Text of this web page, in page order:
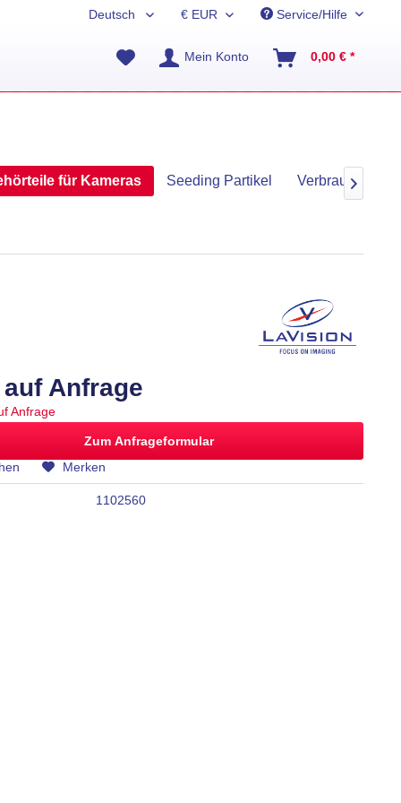
Service/Hilfe
Mein Konto 0,00 € *
für Kameras Seeding Partikel 
Anfrage
Anfrage
Zum Anfrageformular
Merken
1102560